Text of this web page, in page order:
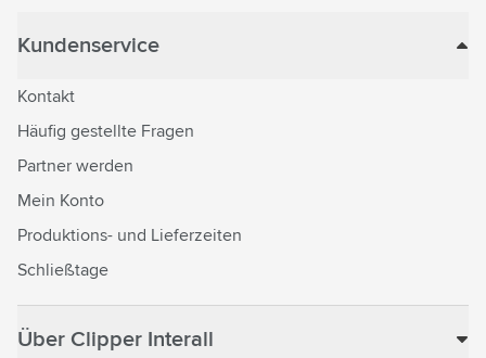
Kundenservice
Kontakt
Häufig gestellte Fragen
Partner werden
Mein Konto
Produktions- und Lieferzeiten
Schließtage
Über Clipper Interall